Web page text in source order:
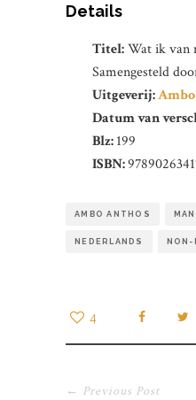
Details
Titel:Wat ik van
Samengesteld
Uitgeverij:
Datum van
Blz:199
ISBN:
AMBO ANTHOS
NEDERLANDS NON-
4
← Previous Post